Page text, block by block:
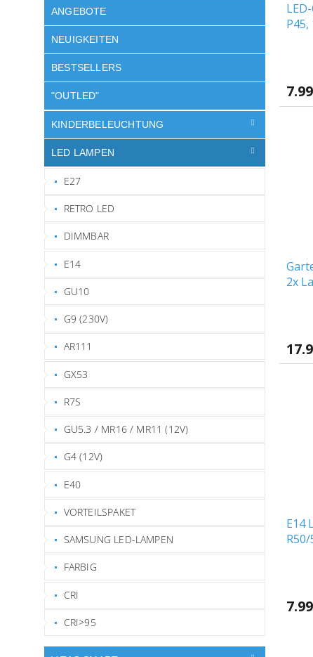
ANGEBOTE
NEUIGKEITEN
BESTSELLERS
"OUTLED"
KINDERBELEUCHTUNG
LED LAMPEN
E27
RETRO LED
DIMMBAR
E14
GU10
G9 (230V)
AR111
GX53
R7S
GU5.3 / MR16 / MR11 (12V)
G4 (12V)
E40
VORTEILSPAKET
SAMSUNG LED-LAMPEN
FARBIG
CRI
CRI>95
P45,
2x
E14
R50/